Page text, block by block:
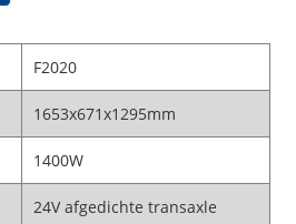
F2020
1653x671x1295mm
1400W
24V afgedichte transaxle